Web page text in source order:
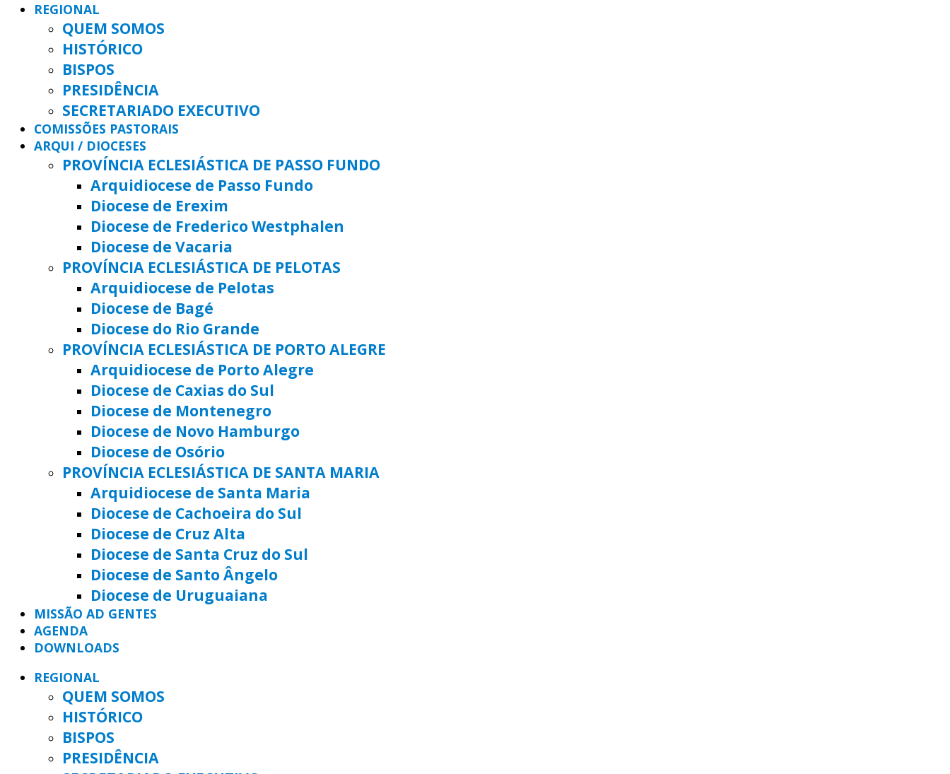
REGIONAL
QUEM SOMOS
HISTÓRICO
BISPOS
PRESIDÊNCIA
SECRETARIADO EXECUTIVO
COMISSÕES PASTORAIS
ARQUI / DIOCESES
PROVÍNCIA ECLESIÁSTICA DE PASSO FUNDO
Arquidiocese de Passo Fundo
Diocese de Erexim
Diocese de Frederico Westphalen
Diocese de Vacaria
PROVÍNCIA ECLESIÁSTICA DE PELOTAS
Arquidiocese de Pelotas
Diocese de Bagé
Diocese do Rio Grande
PROVÍNCIA ECLESIÁSTICA DE PORTO ALEGRE
Arquidiocese de Porto Alegre
Diocese de Caxias do Sul
Diocese de Montenegro
Diocese de Novo Hamburgo
Diocese de Osório
PROVÍNCIA ECLESIÁSTICA DE SANTA MARIA
Arquidiocese de Santa Maria
Diocese de Cachoeira do Sul
Diocese de Cruz Alta
Diocese de Santa Cruz do Sul
Diocese de Santo Ângelo
Diocese de Uruguaiana
MISSÃO AD GENTES
AGENDA
DOWNLOADS
REGIONAL
QUEM SOMOS
HISTÓRICO
BISPOS
PRESIDÊNCIA